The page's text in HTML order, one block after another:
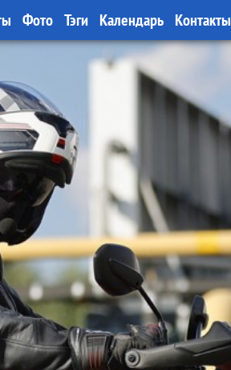
Фото Тэги Календарь Контакты